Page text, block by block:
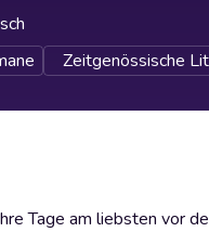
Zeitgenössische
Tage am liebsten vor